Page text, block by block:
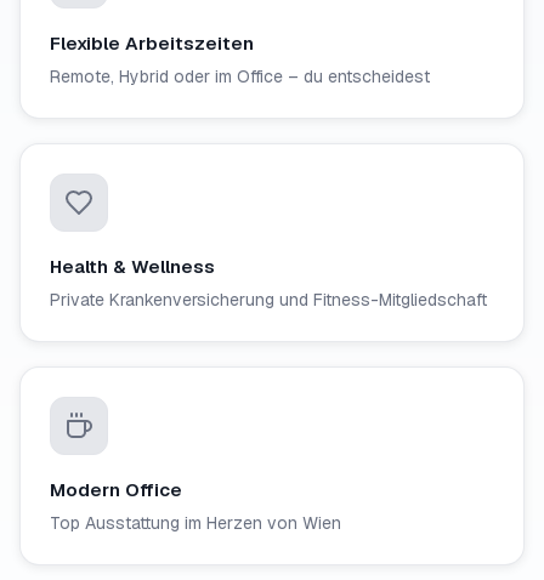
Flexible Arbeitszeiten
Remote, Hybrid oder im Office – du entscheidest
Health & Wellness
Private Krankenversicherung und Fitness-Mitgliedschaft
Modern Office
Top Ausstattung im Herzen von Wien